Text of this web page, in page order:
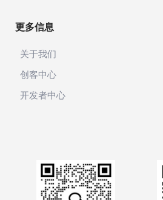
更多信息
关于我们
创客中心
开发者中心